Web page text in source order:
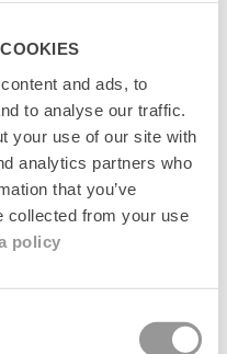
and ads, to
to analyse our traffic.
your use of our site with
analytics partners who
that you’ve
collected from your use
policy